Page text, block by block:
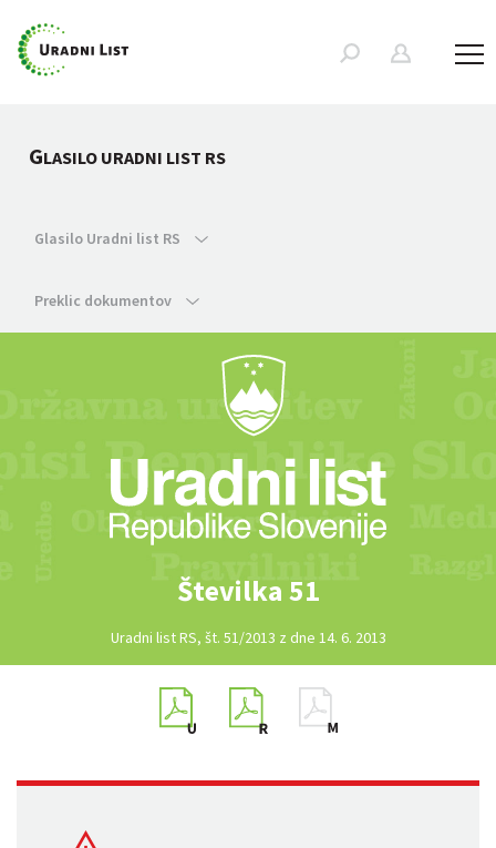
GLASILO URADNI LIST RS
Glasilo Uradni list RS
Preklic dokumentov
Številka 51
Uradni list RS, št. 51/2013 z dne 14. 6. 2013